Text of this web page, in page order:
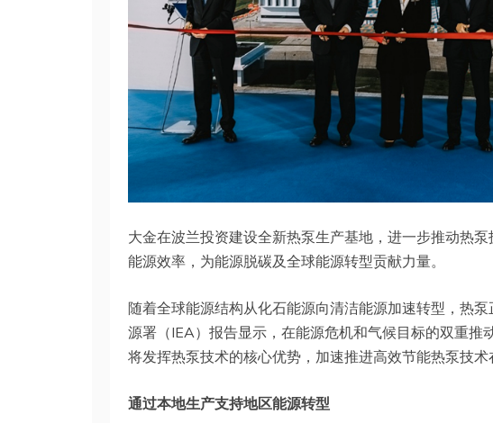
大金在波兰投资建设全新热泵生产基地，进一步推动热
能源效率，为能源脱碳及全球能源转型贡献力量。
随着全球能源结构从化石能源向清洁能源加速转型，热
源署（IEA）报告显示，在能源危机和气候目标的双重推
将发挥热泵技术的核心优势，加速推进高效节能热泵技术
通过本地生产支持地区能源转型